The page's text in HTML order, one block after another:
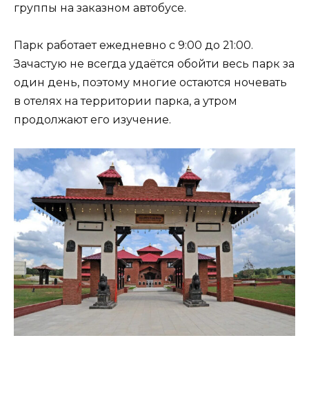
группы на заказном автобусе.
Парк работает ежедневно с 9:00 до 21:00.
Зачастую не всегда удаётся обойти весь парк за
один день, поэтому многие остаются ночевать
в отелях на территории парка, а утром
продолжают его изучение.